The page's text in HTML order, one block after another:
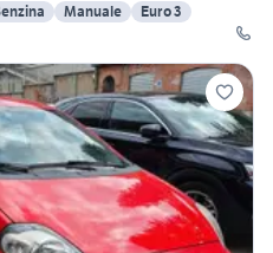
Manuale
Euro 3